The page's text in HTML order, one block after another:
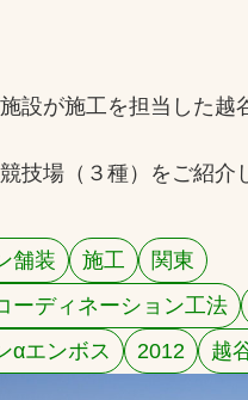
実績一覧
設が施工を担当した越
技場（３種）をご紹介
舗装 施工
関東
ーディネーション工法
αエンボス
2012 越